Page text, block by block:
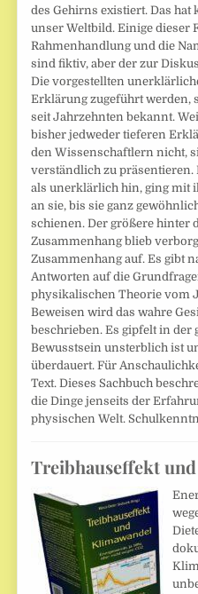
des Gehirns existiert. Das hat
unser Weltbild. Einige dieser
Rahmenhandlung und die
sind fiktiv, aber der zur
Die vorgestellten
Erklärung zugeführt werden,
seit Jahrzehnten bekannt.
bisher jedweder tieferen
den Wissenschaftlern nicht,
verständlich zu präsentieren.
als unerklärlich hin, ging mit
an sie, bis sie ganz
schienen. Der größere hinter
Zusammenhang blieb
Zusammenhang auf. Es gibt
Antworten auf die
physikalischen Theorie vom
Beweisen wird das wahre
beschrieben. Es gipfelt in der
Bewusstsein unsterblich ist
überdauert. Für
Text. Dieses Sachbuch
die Dinge jenseits der
physischen Welt.
Treibhauseffekt